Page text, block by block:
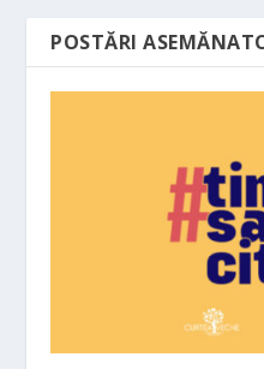
POSTĂRI